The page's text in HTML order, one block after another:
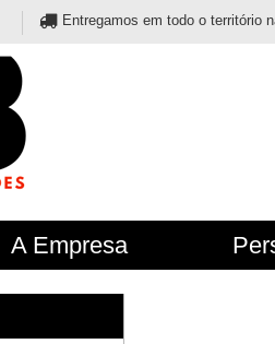
Entregamos em todo o território
A Empresa